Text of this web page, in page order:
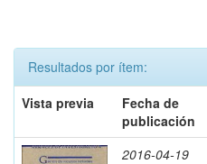
Resultados por ítem:
Vista previa
Fecha de
publicación
2016-04-19